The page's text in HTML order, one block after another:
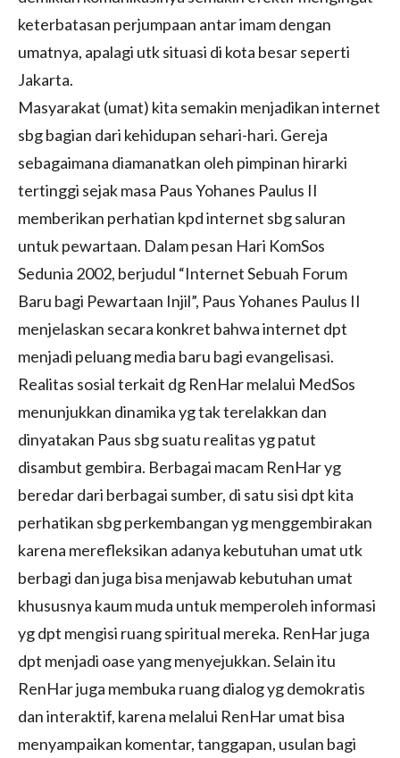
keterbatasan perjumpaan antar imam dengan
umatnya, apalagi utk situasi di kota besar seperti
Jakarta.
Masyarakat (umat) kita semakin menjadikan internet
sbg bagian dari kehidupan sehari-hari. Gereja
sebagaimana diamanatkan oleh pimpinan hirarki
tertinggi sejak masa Paus Yohanes Paulus II
memberikan perhatian kpd internet sbg saluran
untuk pewartaan. Dalam pesan Hari KomSos
Sedunia 2002, berjudul “Internet Sebuah Forum
Baru bagi Pewartaan Injil”, Paus Yohanes Paulus II
menjelaskan secara konkret bahwa internet dpt
menjadi peluang media baru bagi evangelisasi.
Realitas sosial terkait dg RenHar melalui MedSos
menunjukkan dinamika yg tak terelakkan dan
dinyatakan Paus sbg suatu realitas yg patut
disambut gembira. Berbagai macam RenHar yg
beredar dari berbagai sumber, di satu sisi dpt kita
perhatikan sbg perkembangan yg menggembirakan
karena merefleksikan adanya kebutuhan umat utk
berbagi dan juga bisa menjawab kebutuhan umat
khususnya kaum muda untuk memperoleh informasi
yg dpt mengisi ruang spiritual mereka. RenHar juga
dpt menjadi oase yang menyejukkan. Selain itu
RenHar juga membuka ruang dialog yg demokratis
dan interaktif, karena melalui RenHar umat bisa
menyampaikan komentar, tanggapan, usulan bagi